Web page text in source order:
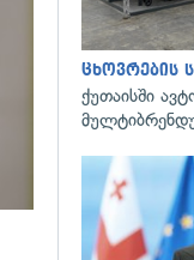
გადახედვა
ცხოვრების
ქუთაისში